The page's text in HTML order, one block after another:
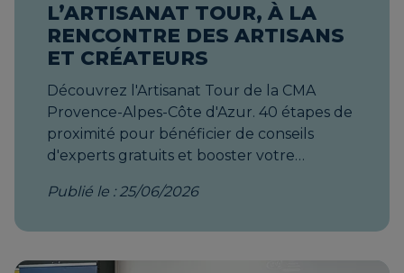
L’ARTISANAT TOUR, À LA
RENCONTRE DES ARTISANS
ET CRÉATEURS
Découvrez l'Artisanat Tour de la CMA Provence-Alpes-Côte d'Azur. 40 étapes de proximité pour bénéficier de conseils d'experts gratuits et booster votre entreprise artisanale. Parce que votre quotidien est au cœur de nos préoccupations, la CMA Provence-Alpes-Côte d'Azur lance une initiative inédite : L'Artisanat Tour. Que vous soyez un artisan installé ou un porteur de projet en pleine création d’entreprise, nos équipes d’experts se déplacent au plus près de chez vous, en collaboration étroite avec les municipalités de la Région Sud. Notre objectif ? Vous écouter, identifier vos besoins et vous proposer des solutions sur-mesure pour propulser votre activité. L'Artisanat Tour c'est aussi l'occasion pour la CMA de faire entendre votre voix et mobiliser les élus locaux pour votre quotidien ! À chaque étape, nos élus et collaborateurs iront à la rencontre de vos élus locaux pour placer vos préoccupations tout en haut de leur agenda et sensibiliser les décideurs publics à ce qui fait votre quotidien : faciliter votre implantation et votre développement, vous soutenir dans votre adaptation aux changements de pratiques numériques/écologiques, promouvoir vos produits et vos savoir-faire... En connectant notre action à celle des collectivités locales, nous veillons à ce que les projets municipaux soient de vrais leviers de croissance pour votre activité Pourquoi participer à l'Artisanat Tour dans votre commune ? Véritable service public itinérant, l'Artisanat Tour va parcourir entre 30 et 40 étapes à travers toute la région Provence-Alpes-Côte d'Azur, de l'automne 2026 au printemps 2027. Que vous viviez en zone urbaine, périurbaine ou rurale, la CMA vient à votre rencontre. Venir nous rencontrer lors de cette escale exclusive, c’est l’opportunité de : rencontrer nos conseillers de terrain pour échanger de vive voix, bénéficier d’un premier niveau d'informations et de conseils personnalisés (financements, aides locales, gestion, transmission...), découvrir toute l’offre de services de la CMA adaptée au développement de votre entreprise. Calendrier et dates de l'Artisanat Tour en PACA Pour le parcours de l'Artisanat Tour, la CMA s'appuie sur des communes hôtes particuliérement engagées dans le soutien à l'économie de proximité. Le calendrier officiel des étapes et des villes hôtes est en cours de finalisation. Ajoutez dès maintenant cette page à vos favoris pour ne pas manquer l'ouverture des inscriptions dans votre bassin d'emploi ! Liste des étapes à venir (Bientôt disponible) Les liens d'inscription via Weezevent et les lieux exacts seront affichés ici très prochainement. le mercredi 16 septembre à Toulon (83) le mercredi 30 septembre à Brignoles (83) le vendredi 2 octobre à Istres (13) le lundi 5 octobre à Venelles (13) le mardi 6 octobre à Pertuis (84) le mercredi 7 octobre à Bollène (84) le jeudi 8 octobre à Entraigues-sur-la-Sorgue (84) le mardi 13 octobre à Châteaurenard (13) le mercredi 14 octobre à Allauch (13) le mardi 20 octobre à Saint-Bonnet-en-Champsaur (05) le mercredi 21 octobre à Embrun (05) le jeudi 22 octobre à Vallouise-Pelvoux (05) le mardi 10 novembre à Draguignan (83) le jeudi 19 novembre à Mougins (06) le jeudi 26 novembre à Sospel (06) Nous sommes en attente de confirmation de communes et complèterons ce calendrier dès que possible La participation à l'Artisanat Tour est entièrement gratuite, mais les places pour les rendez-vous personnalisés sont limitées. Dès que les dates de votre secteur seront publiées, il vous suffira de sélectionner votre ville ci-dessus et de réserver votre créneau horaire en quelques clics. Une question ? Besoin d'informations complémentaires ? Contactez nos équipes d'accompagnement 04 84 31 00 00 contact@cmar-paca.fr Vous êtes une municipalité ou une communauté de communes et vous souhaitez accueillir une étape de l'Artisanat Tour ? Contactez-nous pour co-organiser cet événement de proximité. Publié le jeudi 25 juin 2026 html, body { overflow-x: hidden !important; } a[href^="#"], .container-gag { scroll-behavior: smooth !important; } .article { position: relative; padding: 0em 4em; } .article h1 { display: none; color: #ea4b3c; border-bottom: 5px solid #ea4b3c; } .article p, .article li { color: #0f3250; } .article p { margin-bottom: 1em; text-align: justify; } .article a { color: #ea4b3c; transition: .5s; } .article a:hover { color: #0f3250; } .sidebar-article { background-color: #fff; z-index: 5; } .image-intro img { display: block; max-width: none; width: calc(100% + 16em); margin: 0 -8em; } .para-intro, .col-accompagnement { opacity: 0; transform: translateY(150px); transition: opacity 1s, transform 1s; } .para-intro.showElement { opacity: 1; transform: translateY(0); } .para-intro li, #bloc-contact p strong { list-style: none; line-height: 30px; margin-bottom: 12px; } .para-intro li::before, #bloc-contact p strong::before { content: ''; display: inline-block; width: 22px; height: 22px; margin-right: 10px; margin-bottom: -6px; background-image: url("/galerie/1/346ca9b7f5c9d221bd144695831f5a7f.webp"); } .titre-contact strong::before { background: none !important; width: auto !important; height: auto !important; margin: 0 !important; } .row.div-accompagnement { display: flex; width: 100%; } .col-accompagnement { flex: 1; margin: 20px; padding: 20px; display: flex; flex-direction: column; justify-content: space-between; border: 1px solid grey; border-radius: 10px; background-color: #B0D2D9; } .col-accompagnement h5 { overflow-wrap: break-word; hyphens: manual; } a.cta-link { display: block; text-decoration: none; } .cta-accompagnement-main { position: relative; display: flex; align-items: center; justify-content: center; width: 100%; max-width: 300px; margin: auto; padding: 10px; background-color: #eb4a3d; border-radius: 80px; cursor: pointer; overflow: hidden; transition: all .5s ease-in-out; } .cta-accompagnement-main span { position: absolute; width: 100%; max-width: 300px; padding: 10px; color: #fff; background-color: #eb4a3d; border-radius: 80px; transition: all .75s ease; } .cta-accompagnement-main:hover { background-color: #0F3250; color: #fff; transform: scale(1.1); } .cta-accompagnement-main:hover span { transform: translateX(-320px); transition-delay: .25s; } #bloc-contact { scroll-margin-top: 200px; } .partenaires { display: flex; justify-content: center; text-align: center; } .partenaires img { max-width: 250px; width: 100%; padding: 20px; } @media (max-width: 866px) { .article { padding: 2em 2em; } .image-intro img { width: calc(100% + 8em); margin: 0 -4em; } } @media (max-width: 768px) { .image-intro img { width: calc(100% + 2em); margin: 0 -1em; } #bloc-contact { scroll-margin-top: 160px; } } @media (max-width: 648px) { .col-accompagnement { max-width: 100%; } } document.addEventListener("DOMContentLoaded", function () { function observeElements(className) { const elements = document.querySelectorAll(className); elements.forEach(element => { observer.observe(element); }); } function handleIntersection(entries, observer) { entries.forEach(entry => { if (entry.isIntersecting) { entry.target.classList.add('showElement'); observer.unobserve(entry.target); } else { entry.target.classList.remove('showElement'); } }); } const options = { root: null, rootMargin: '0px', threshold: 0.1, }; const observer = new IntersectionObserver(handleIntersection, options); observeElements('.para-intro'); observeElements('.col-accompagnement'); function smoothScrollTo(target) { const targetElement = document.querySelector(target); if (targetElement) { targetElement.scrollIntoView({ behavior: 'smooth', }); } } const anchorLinks = document.querySelectorAll('a[href^="#"]'); anchorLinks.forEach(anchor => { anchor.ad
Publié le : 25/06/2026